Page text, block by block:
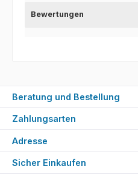
Bewertungen
Beratung und Bestellung
Zahlungsarten
Adresse
Sicher Einkaufen